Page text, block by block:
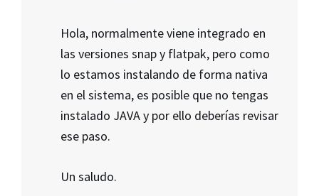
Hola, normalmente viene integrado en
las versiones snap y flatpak, pero como
lo estamos instalando de forma nativa
en el sistema, es posible que no tengas
instalado JAVA y por ello deberías revisar
ese paso.
Un saludo.